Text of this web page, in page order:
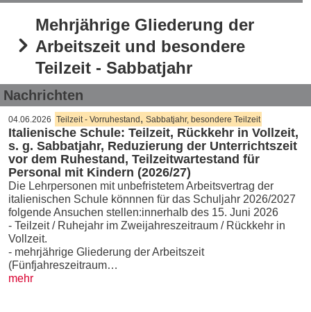
Mehrjährige Gliederung der
Arbeitszeit und besondere
Teilzeit - Sabbatjahr
Nachrichten
04.06.2026 Teilzeit - Vorruhestand , Sabbatjahr, besondere Teilzeit
Italienische Schule: Teilzeit, Rückkehr in Vollzeit,
s. g. Sabbatjahr, Reduzierung der Unterrichtszeit
vor dem Ruhestand, Teilzeitwartestand für
Personal mit Kindern (2026/27)
Die Lehrpersonen mit unbefristetem Arbeitsvertrag der
italienischen Schule könnnen für das Schuljahr 2026/2027
folgende Ansuchen stellen:innerhalb des 15. Juni 2026
- Teilzeit / Ruhejahr im Zweijahreszeitraum / Rückkehr in
Vollzeit.
- mehrjährige Gliederung der Arbeitszeit
(Fünfjahreszeitraum…
mehr